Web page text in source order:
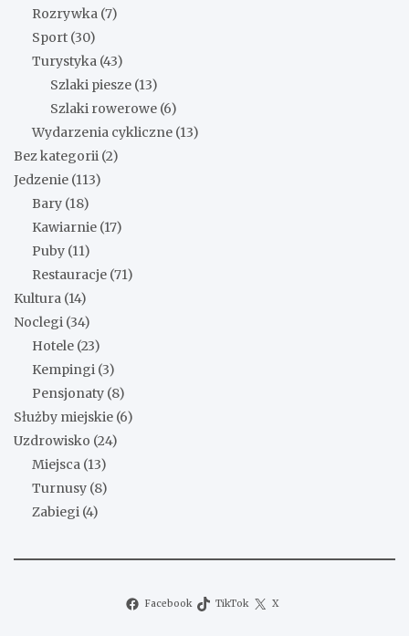
Rozrywka (7)
Sport (30)
Turystyka (43)
Szlaki piesze (13)
Szlaki rowerowe (6)
Wydarzenia cykliczne (13)
Bez kategorii (2)
Jedzenie (113)
Bary (18)
Kawiarnie (17)
Puby (11)
Restauracje (71)
Kultura (14)
Noclegi (34)
Hotele (23)
Kempingi (3)
Pensjonaty (8)
Służby miejskie (6)
Uzdrowisko (24)
Miejsca (13)
Turnusy (8)
Zabiegi (4)
Facebook TikTok X